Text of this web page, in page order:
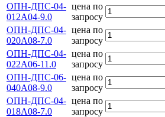
ОПН-ДПС-04-
012А04-9.0
цена по
запросу
ОПН-ДПС-04-
020А08-7.0
цена по
запросу
ОПН-ДПС-04-
022А06-11.0
цена по
запросу
ОПН-ДПС-06-
040А08-9.0
цена по
запросу
ОПН-ДПС-04-
018А08-7.0
цена по
запросу